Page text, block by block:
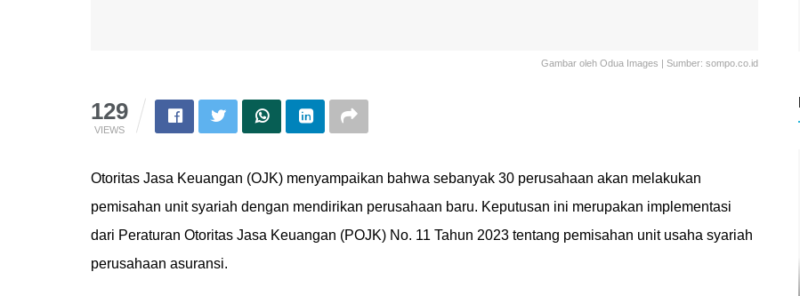
Gambar oleh Odua Images | Sumber: sompo.co.id
129
VIEWS
Otoritas Jasa Keuangan (OJK) menyampaikan bahwa sebanyak 30 perusahaan akan melakukan
pemisahan unit syariah dengan mendirikan perusahaan baru. Keputusan ini merupakan implementasi
dari Peraturan Otoritas Jasa Keuangan (POJK) No. 11 Tahun 2023 tentang pemisahan unit usaha syariah
perusahaan asuransi.